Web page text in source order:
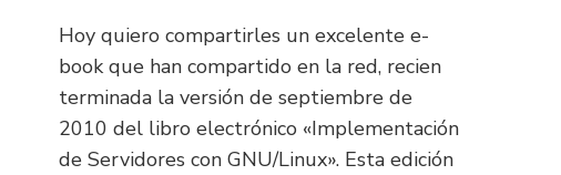
Hoy quiero compartirles un excelente e-
book que han compartido en la red, recien
terminada la versión de septiembre de
2010 del libro electrónico «Implementación
de Servidores con GNU/Linux». Esta edición